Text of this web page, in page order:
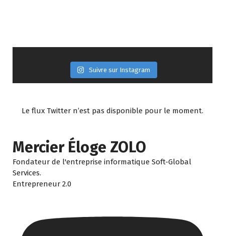
Suivre sur Instagram
Le flux Twitter n’est pas disponible pour le moment.
Mercier Éloge ZOLO
Fondateur de l'entreprise informatique Soft-Global
Services.
Entrepreneur 2.0